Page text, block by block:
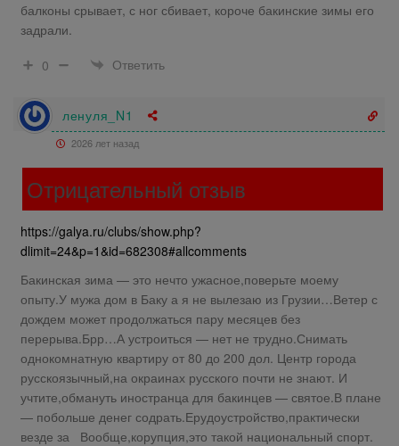
балконы срывает, с ног сбивает, короче бакинские зимы его
задрали.
0
Ответить
ленуля_N1
2026 лет назад
Отрицательный отзыв
https://galya.ru/clubs/show.php?
dlimit=24&p=1&id=682308#allcomments
Бакинская зима — это нечто ужасное,поверьте моему
опыту.У мужа дом в Баку а я не вылезаю из Грузии…Ветер с
дождем может продолжаться пару месяцев без
перерыва.Брр…А устроиться — нет не трудно.Снимать
однокомнатную квартиру от 80 до 200 дол. Центр города
русскоязычный,на окраинах русского почти не знают. И
учтите,обмануть иностранца для бакинцев — святое.В плане
— побольше денег содрать.Ерудоустройство,практически
везде за Вообще,корупция,это такой национальный спорт.